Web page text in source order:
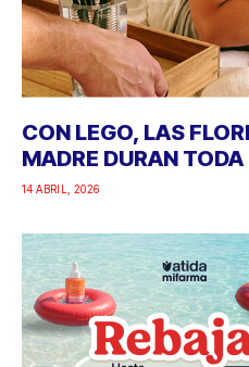
CON LEGO, LAS
MADRE DURAN
14 ABRIL, 2026